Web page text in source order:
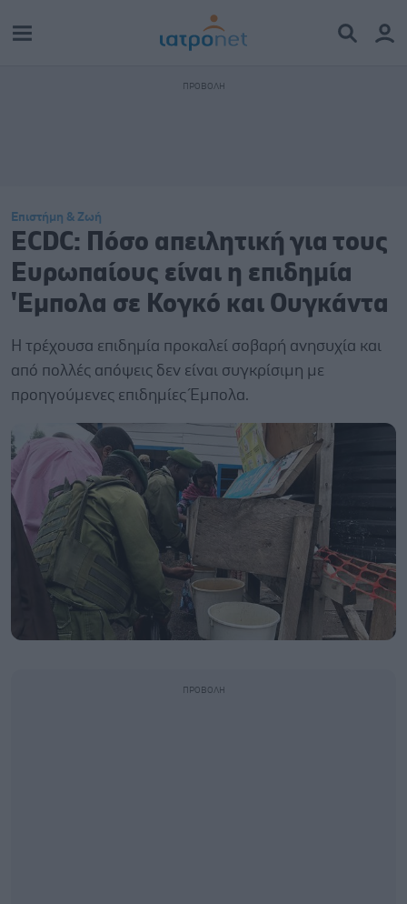
Επιστήμη & Ζωή
ECDC: Πόσο απειλητική για τους
Ευρωπαίους είναι η επιδημία
'Εμπολα σε Κογκό και Ουγκάντα
Η τρέχουσα επιδημία προκαλεί σοβαρή ανησυχία και
από πολλές απόψεις δεν είναι συγκρίσιμη με
προηγούμενες επιδημίες Έμπολα.